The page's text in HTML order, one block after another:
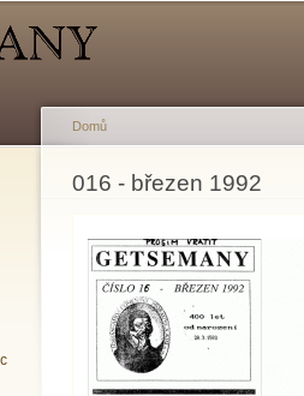
Jste zde
Domů
016 - březen 1992